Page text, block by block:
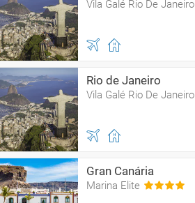
Vila Galé Rio De Janeiro
Rio de Janeiro
Vila Galé Rio De Janeiro
Gran Canária
Marina Elite